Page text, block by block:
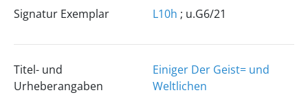
Signatur Exemplar
L10h ; u.G6/21
Titel- und
Urheberangaben
Einiger Der Geist= und
Weltlichen